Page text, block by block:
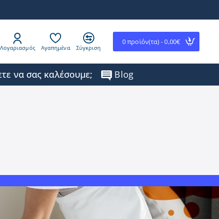
Λογαριασμός Αγαπημένα Σύγκριση
0 προϊόν(τα) - 0,00€
να σας καλέσουμε; Blog